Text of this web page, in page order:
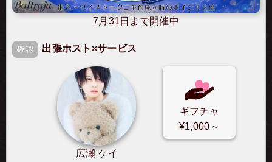
7月31日まで開催中
確認 出張ホスト×サービス
広瀬 ケイ
ギフチャ
¥1,000～